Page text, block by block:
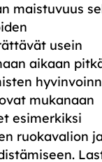
maistuvuus
usein
aikaan
mukanaan
esimerkiksi
ruokavalion